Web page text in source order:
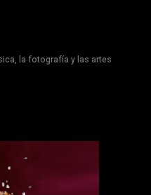
la fotografía y las artes